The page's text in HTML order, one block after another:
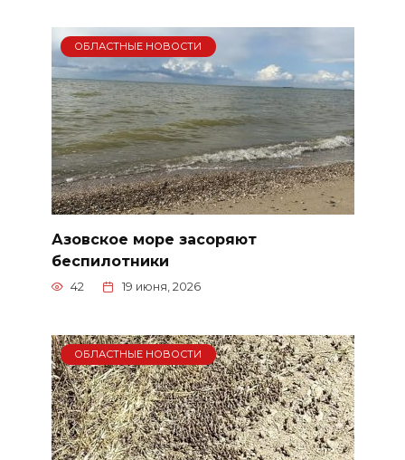
ОБЛАСТНЫЕ НОВОСТИ
Азовское море засоряют
беспилотники
42 19 июня, 2026
ОБЛАСТНЫЕ НОВОСТИ